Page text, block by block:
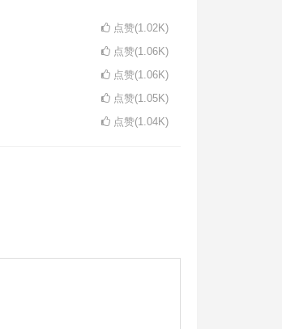
点赞(1.02K)
点赞(1.06K)
点赞(1.06K)
点赞(1.05K)
点赞(1.04K)